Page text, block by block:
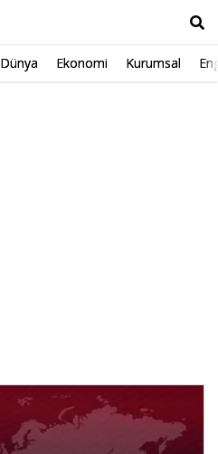
Dünya Ekonomi Kurumsal